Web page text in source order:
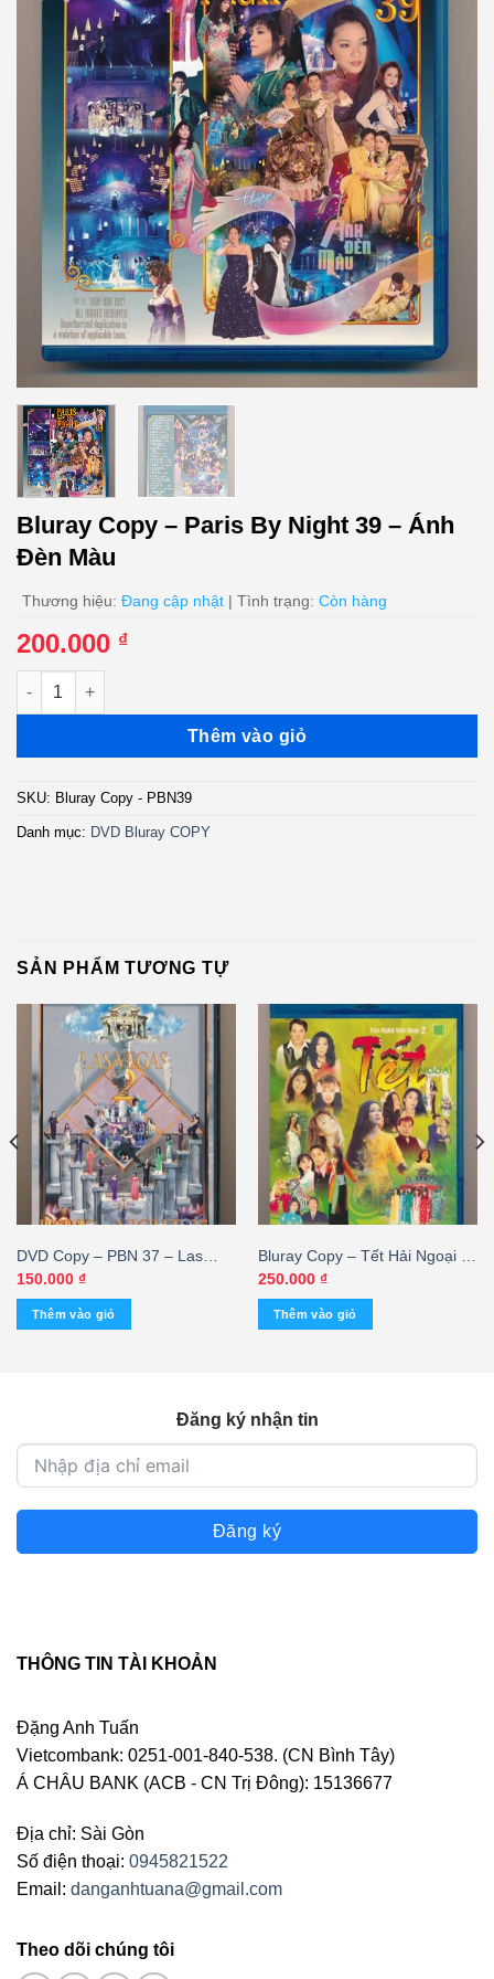
Bluray Copy – Paris By Night 39 – Ánh
Đèn Màu
Thương hiệu: Đang cập nhật | Tình trạng: Còn hàng
200.000 ₫
Bluray Copy - Paris By Night 39 - Ánh Đèn Màu số lượng
Thêm vào giỏ
SKU: Bluray Copy - PBN39
Danh mục: DVD Bluray COPY
SẢN PHẨM TƯƠNG TỰ
DVD Copy – PBN 37 – Las
Vegas 2
150.000 ₫
Thêm vào giỏ
Bluray Copy – Tết Hải Ngoại –
Văn Nghệ Việt Nam 2 (Bluray
50Gb)
250.000 ₫
Thêm vào giỏ
Đăng ký nhận tin
Đăng ký
THÔNG TIN TÀI KHOẢN
Đặng Anh Tuấn
Vietcombank: 0251-001-840-538. (CN Bình Tây)
Á CHÂU BANK (ACB - CN Trị Đông): 15136677
Địa chỉ: Sài Gòn
Số điện thoại: 0945821522
Email: danganhtuana@gmail.com
Theo dõi chúng tôi